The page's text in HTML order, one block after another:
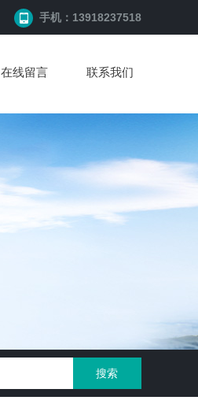
手机：13918237518
在线留言 联系我们